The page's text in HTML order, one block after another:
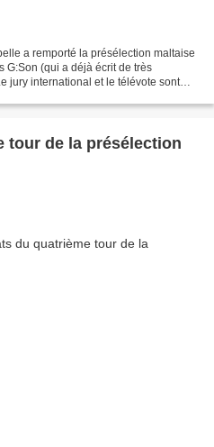
a remporté la présélection maltaise
G:Son (qui a déjà écrit de très
jury international et le télévote sont
tour de la présélection